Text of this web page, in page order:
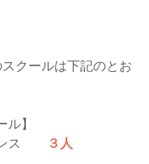
クールは下記のとお
ル】
ス
３人